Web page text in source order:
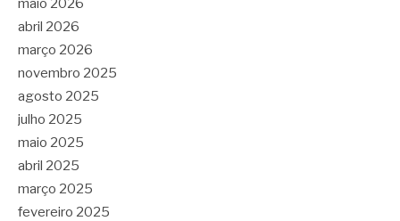
abril 2026
março 2026
novembro 2025
agosto 2025
julho 2025
maio 2025
abril 2025
março 2025
fevereiro 2025